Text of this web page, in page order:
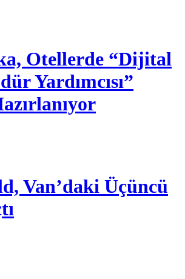
Otellerde “Dijital
Yardımcısı”
Van’daki Üçüncü